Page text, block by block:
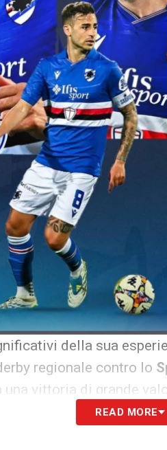
della sua
regionale contro lo
una vittoria di grande
pesa
READ MORE